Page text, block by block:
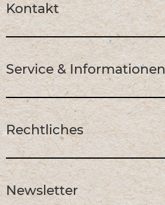
Kontakt
Service & Informationen
Rechtliches
Newsletter